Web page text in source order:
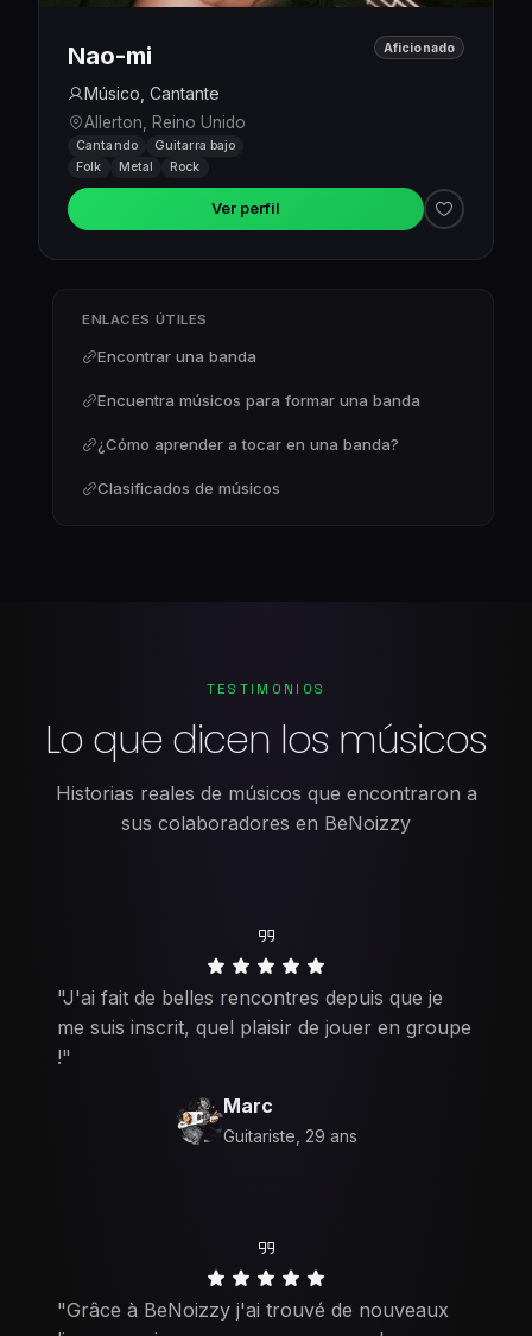
Nao-mi
Músico, Cantante
Allerton, Reino Unido
Aficionado
Cantando
Guitarra bajo
Folk
Metal Rock
Ver perfil
ENLACES ÚTILES
Encontrar una banda
Encuentra músicos para formar una banda
¿Cómo aprender a tocar en una banda?
Clasificados de músicos
TESTIMONIOS
Lo que dicen los músicos
Historias reales de músicos que encontraron a
sus colaboradores en BeNoizzy
"J'ai fait de belles rencontres depuis que je
me suis inscrit, quel plaisir de jouer en groupe
!"
Marc
Guitariste, 29 ans
"Grâce à BeNoizzy j'ai trouvé de nouveaux